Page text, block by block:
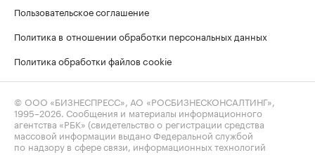
Пользовательское соглашение
Политика в отношении обработки персональных данных
Политика обработки файлов cookie
© ООО «БИЗНЕСПРЕСС», АО «РОСБИЗНЕСКОНСАЛТИНГ»,
1995–2026 . Сообщения и материалы информационного
агентства «РБК» (свидетельство о регистрации средства
массовой информации выдано Федеральной службой
по надзору в сфере связи, информационных технологий